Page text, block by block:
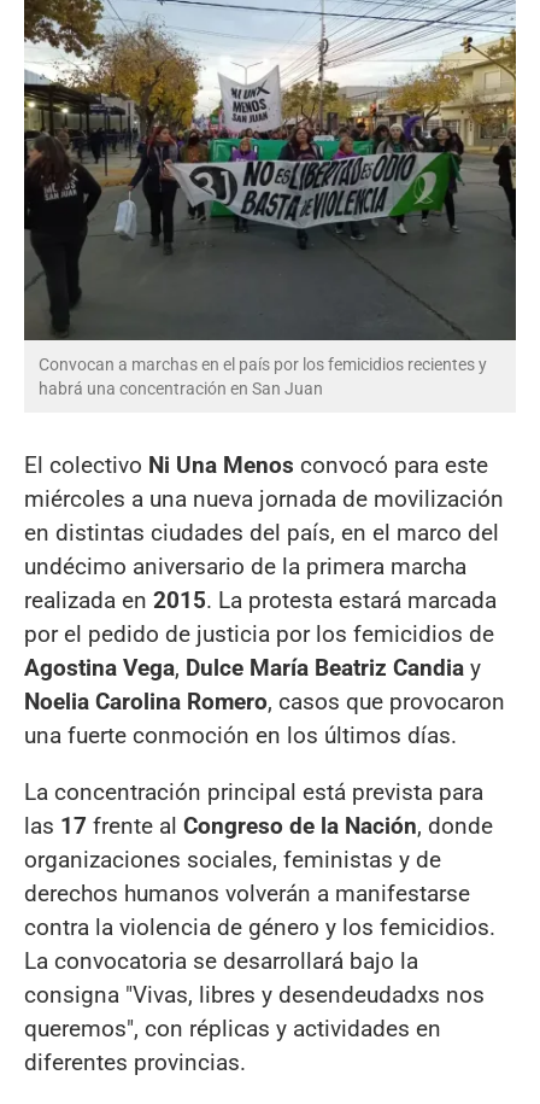
Convocan a marchas en el país por los femicidios recientes y
habrá una concentración en San Juan
El colectivo Ni Una Menos convocó para este
miércoles a una nueva jornada de movilización
en distintas ciudades del país, en el marco del
undécimo aniversario de la primera marcha
realizada en 2015. La protesta estará marcada
por el pedido de justicia por los femicidios de
Agostina Vega, Dulce María Beatriz Candia y
Noelia Carolina Romero, casos que provocaron
una fuerte conmoción en los últimos días.
La concentración principal está prevista para
las 17 frente al Congreso de la Nación, donde
organizaciones sociales, feministas y de
derechos humanos volverán a manifestarse
contra la violencia de género y los femicidios.
La convocatoria se desarrollará bajo la
consigna "Vivas, libres y desendeudadxs nos
queremos", con réplicas y actividades en
diferentes provincias.